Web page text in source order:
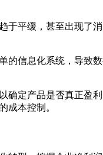
平缓，甚至出现了
信息化系统，导致
定产品是否真正盈
成本控制。